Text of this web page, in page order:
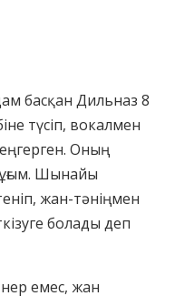
басқан Дильназ 8
түсіп, вокалмен
Оның
Шынайы
жан-тәніңмен
болады деп
емес, жан